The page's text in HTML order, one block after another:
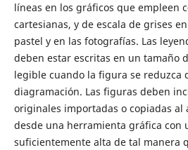
líneas en los gráficos que empleen
cartesianas, y de escala de grises
pastel y en las fotografías. Las
deben estar escritas en un tamaño
legible cuando la figura se reduzca
diagramación. Las figuras deben
originales importadas o copiadas al
desde una herramienta gráfica con
suficientemente alta de tal manera